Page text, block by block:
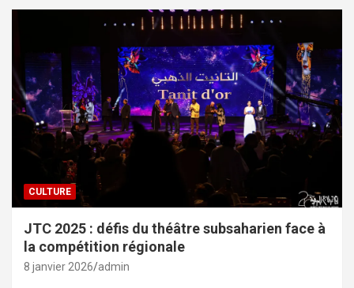
CULTURE
JTC 2025 : défis du théâtre subsaharien face à
la compétition régionale
8 janvier 2026 admin